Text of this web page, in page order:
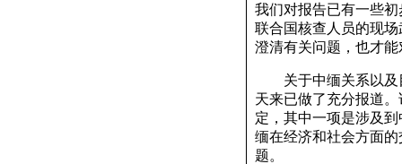
我们对报告已有一些
联合国核查人员的现
澄清有关问题，也才
关于中缅关系以及
天来已做了充分报道
定，其中一项是涉及
缅在经济和社会方面
题。